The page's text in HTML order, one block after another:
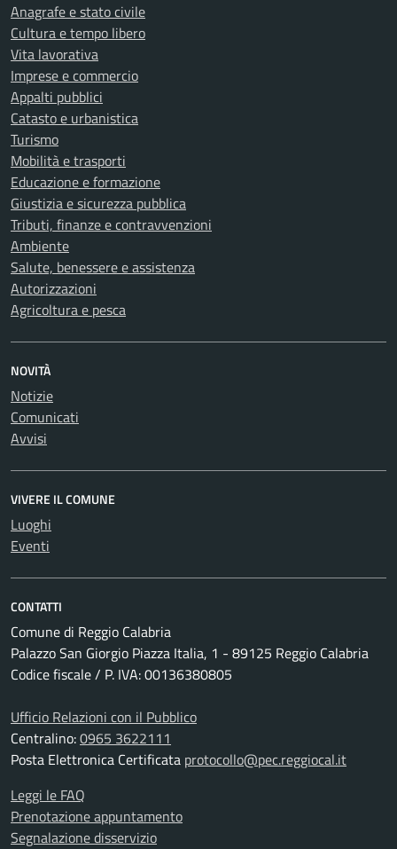
Anagrafe e stato civile
Cultura e tempo libero
Vita lavorativa
Imprese e commercio
Appalti pubblici
Catasto e urbanistica
Turismo
Mobilità e trasporti
Educazione e formazione
Giustizia e sicurezza pubblica
Tributi, finanze e contravvenzioni
Ambiente
Salute, benessere e assistenza
Autorizzazioni
Agricoltura e pesca
NOVITÀ
Notizie
Comunicati
Avvisi
VIVERE IL COMUNE
Luoghi
Eventi
CONTATTI
Comune di Reggio Calabria
Palazzo San Giorgio Piazza Italia, 1 - 89125 Reggio Calabria
Codice fiscale / P. IVA: 00136380805
Ufficio Relazioni con il Pubblico
Centralino:0965 3622111
Posta Elettronica Certificata protocollo@pec.reggiocal.it
Leggi le FAQ
Prenotazione appuntamento
Segnalazione disservizio